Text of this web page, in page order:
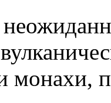
монахи,